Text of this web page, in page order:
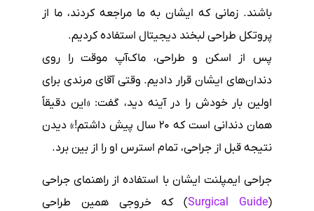
باشند. زمانی که ایشان به ما مراجعه کردند، ما از
پروتکل طراحی لبخند دیجیتال استفاده کردیم.
پس از اسکن و طراحی، ماک‌آپ موقت را روی
دندان‌های ایشان قرار دادیم. وقتی آقای مرندی برای
اولین بار خودش را در آینه دید، گفت: «این دقیقاً
همان دندانی است که ۲۰ سال پیش داشتم!» دیدن
نتیجه قبل از جراحی، تمام استرس او را از بین برد.
جراحی ایمپلنت ایشان با استفاده از راهنمای جراحی
(
Surgical Guide) که خروجی همین طراحی